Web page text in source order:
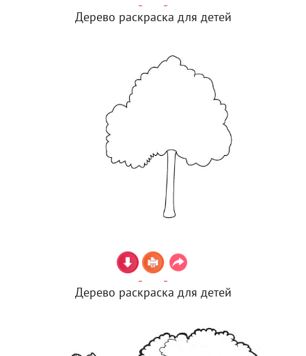
Дерево раскраска для детей
Дерево раскраска для детей